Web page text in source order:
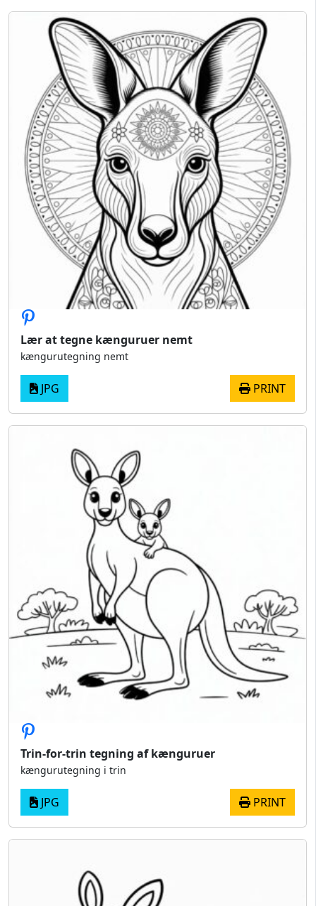
Lær at tegne kænguruer nemt
kængurutegning nemt
JPG PRINT
Trin-for-trin tegning af kænguruer
kængurutegning i trin
JPG PRINT